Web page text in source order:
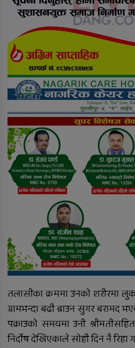
राप्ती आधारभूत
निःशुल्क विशेषज्ञ
सञ्चालन हुने
तलासीका क्रममा उनको शरीरमा
ग्रामभन्दा बढी ब्राउन सुगर बरामद
पक्राउको समयमा उनी
निर्दोष देखिएकाले सोही दिन नै रिहा